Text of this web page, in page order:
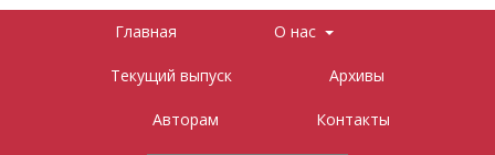
Главная О нас
Текущий выпуск Архивы
Авторам Контакты